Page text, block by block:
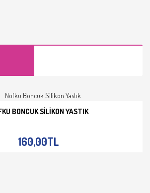
BONCUK SILIKON YASTIK
160,00TL